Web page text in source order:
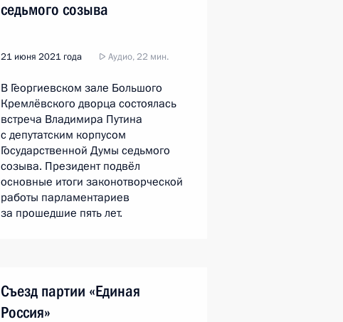
седьмого созыва
21 июня 2021 года Аудио, 22 мин.
В Георгиевском зале Большого
Кремлёвского дворца состоялась
встреча Владимира Путина
с депутатским корпусом
Государственной Думы седьмого
созыва. Президент подвёл
основные итоги законотворческой
работы парламентариев
за прошедшие пять лет.
Съезд партии «Единая
Россия»